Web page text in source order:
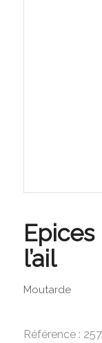
l’ail
Moutarde
Référence :